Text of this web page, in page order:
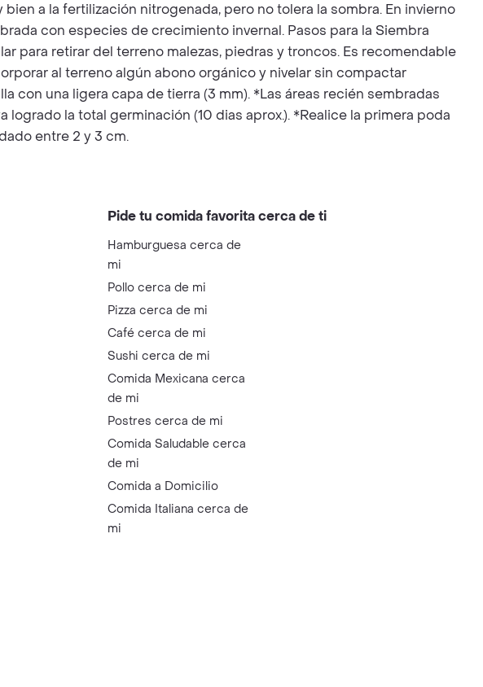
a la fertilización nitrogenada, pero no tolera la sombra. En invierno
con especies de crecimiento invernal. Pasos para la Siembra
para retirar del terreno malezas, piedras y troncos. Es recomendable
al terreno algún abono orgánico y nivelar sin compactar
con una ligera capa de tierra (3 mm). *Las áreas recién sembradas
la total germinación (10 dias aprox.). *Realice la primera poda
entre 2 y 3 cm.
Pide tu comida favorita cerca de ti
Hamburguesa cerca de
mi
Pollo cerca de mi
Pizza cerca de mi
Café cerca de mi
Sushi cerca de mi
Comida Mexicana cerca
de mi
Postres cerca de mi
Comida Saludable cerca
de mi
Comida a Domicilio
Comida Italiana cerca de
mi